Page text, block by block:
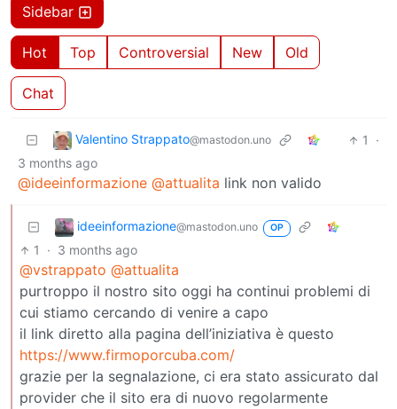
Sidebar
Hot Top Controversial New Old
Chat
Valentino Strappato@mastodon.uno 1
·
3 months ago
@ideeinformazione @attualita link non valido
ideeinformazione@mastodon.uno OP
1 · 3 months ago
@vstrappato @attualita
purtroppo il nostro sito oggi ha continui problemi di
cui stiamo cercando di venire a capo
il link diretto alla pagina dell’iniziativa è questo
https://www.firmoporcuba.com/
grazie per la segnalazione, ci era stato assicurato dal
provider che il sito era di nuovo regolarmente